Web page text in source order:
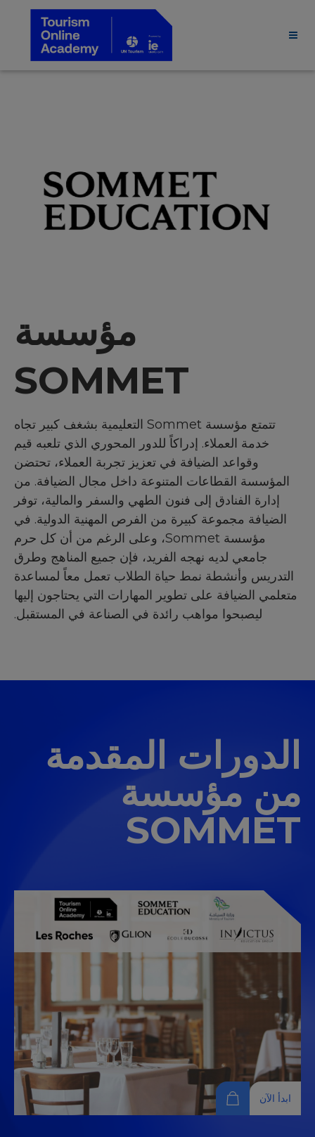
مؤسسة
SOMMET
تتمتع مؤسسة Sommet التعليمية بشغف كبير تجاه
خدمة العملاء. إدراكاً للدور المحوري الذي تلعبه قيم
وقواعد الضيافة في تعزيز تجربة العملاء، تحتضن
المؤسسة القطاعات المتنوعة داخل مجال الضيافة. من
إدارة الفنادق إلى فنون الطهي والسفر والمالية، توفر
الضيافة مجموعة كبيرة من الفرص المهنية الدولية. في
مؤسسة Sommet، وعلى الرغم من أن كل حرم
جامعي لديه نهجه الفريد، فإن جميع المناهج وطرق
التدريس وأنشطة نمط حياة الطلاب تعمل معاً لمساعدة
متعلمي الضيافة على تطوير المهارات التي يحتاجون إليها
ليصبحوا مواهب رائدة في الصناعة في المستقبل.
الدورات المقدمة
من مؤسسة
SOMMET
ابدأ الآن